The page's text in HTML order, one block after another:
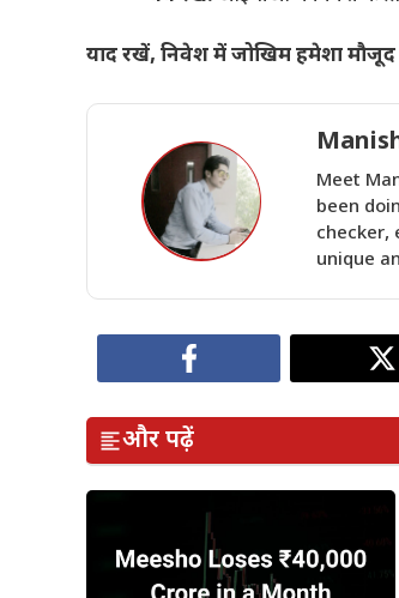
याद रखें, निवेश में जोखिम हमेशा मौजूद
Meet
been
checker,
unique
और पढ़ें